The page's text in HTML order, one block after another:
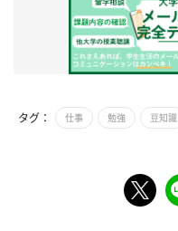
タグ： 仕事 勉強 豆知識